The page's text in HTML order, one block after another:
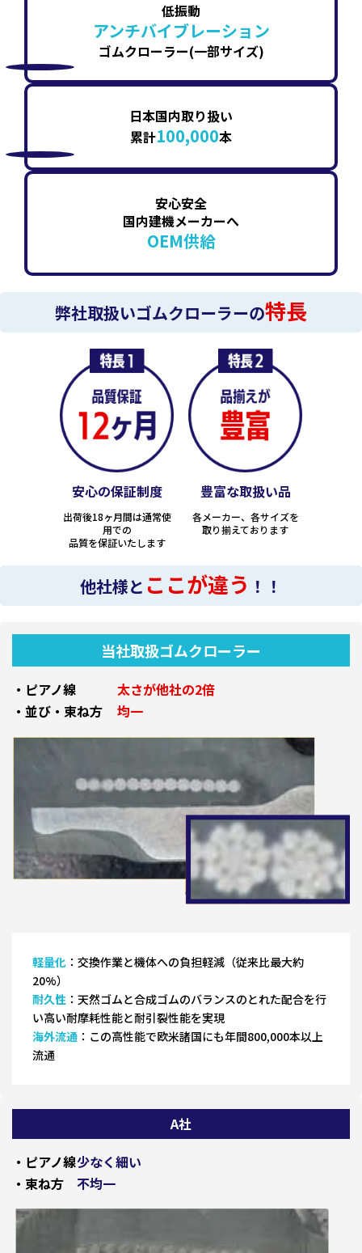
低振動
アンチバイブレーション
ゴムクローラー(一部サイズ)
日本国内取り扱い
累計100,000本
安心安全
国内建機メーカーへ
OEM供給
弊社取扱いゴムクローラーの特長
安心の保証制度
出荷後18ヶ月間は通常使
用での
品質を保証いたします
豊富な取扱い品
各メーカー、各サイズを
取り揃えております
他社様と ここが違う ！！
当社取扱ゴムクローラー
・ピアノ線
太さが他社の2倍
・並び・束ね方
均一
軽量化 ：交換作業と機体への負担軽減（従来比最大約
20%）
耐久性 ：天然ゴムと合成ゴムのバランスのとれた配合を行
い高い耐摩耗性能と耐引裂性能を実現
海外流通 ：この高性能で欧米諸国にも年間800,000本以上
流通
A社
・ピアノ線少なく細い
・束ね方
不均一